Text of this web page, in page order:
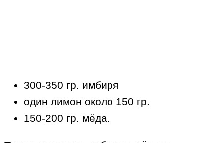
300-350 гр. имбиря
один лимон около 150 гр.
150-200 гр. мёда.